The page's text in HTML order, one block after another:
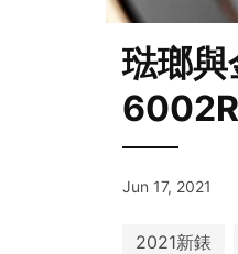
琺瑯與
Jun 17, 2021
2021新錶